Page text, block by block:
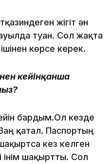
жігіт ән
туған. Сол жақта
көрсе керек.
кейінқанша
бардым.Ол кезде
қатал. Паспортың
кез келген
інім шақыртты. Сол